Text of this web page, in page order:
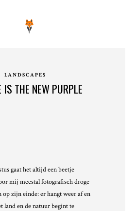
LANDSCAPES
IS THE NEW PURPLE
gaat het altijd een beetje
mij meestal fotografisch droge
op zijn einde: er hangt weer af en
land en de natuur begint te